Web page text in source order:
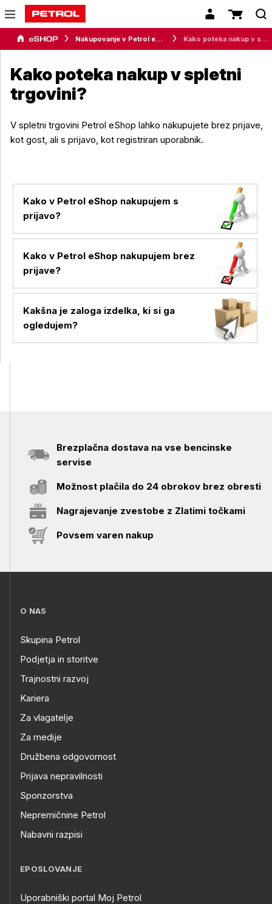
Nakupovanje v Petrol eShop
Kako poteka nakup v spletni
trgovini?
V spletni trgovini Petrol eShop lahko nakupujete brez prijave,
kot gost, ali s prijavo, kot registriran uporabnik.
Kako v Petrol eShop nakupujem s
prijavo?
Kako v Petrol eShop nakupujem brez
prijave?
Kakšna je zaloga izdelka, ki si ga
ogledujem?
Brezplačna dostava na vse bencinske
servise
Možnost plačila do 24 obrokov brez obresti
Nagrajevanje zvestobe z Zlatimi točkami
Povsem varen nakup
O NAS
Skupina Petrol
Podjetja in storitve
Trajnostni razvoj
Kariera
Za vlagatelje
Za medije
Družbena odgovornost
Prijava nepravilnosti
Sponzorstva
Nepremičnine Petrol
Nabavni razpisi
EPOSLOVANJE
Uporabniški portal Moj Petrol